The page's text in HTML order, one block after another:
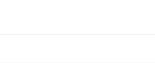
según lo que cada proceso requiera.
es magia ni intuición, es método.